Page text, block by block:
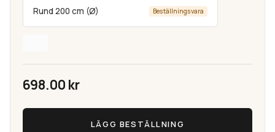
Rund 200 cm (Ø) Beställningsvara
698.00 kr
Carlucci
LÄGG BESTÄLLNING